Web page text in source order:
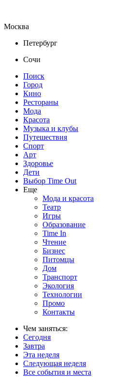
Москва
Петербург
Сочи
Поиск
Город
Кино
Рестораны
Мода
Красота
Музыка и клубы
Путешествия
Спорт
Арт
Здоровье
Дети
Выбор Time Out
Еще
Мода и красота
Театр
Игры
Образование
Time In
Чтение
Бизнес
Питомцы
Дом
Транспорт
Экология
Технологии
Промо
Контакты
Чем заняться:
Сегодня
Завтра
Эта неделя
Следующая неделя
Все события и места